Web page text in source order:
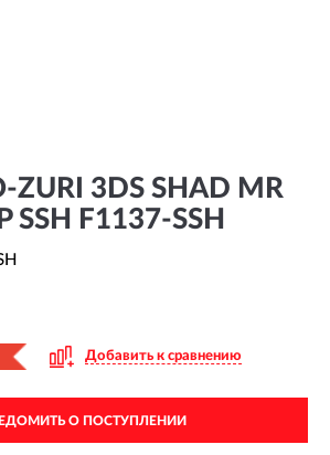
ZURI 3DS SHAD MR
SSH F1137-SSH
Добавить к сравнению
О ПОСТУПЛЕНИИ